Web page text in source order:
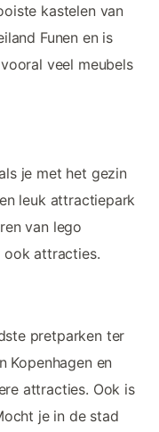
kastelen van
Funen en is
veel meubels
je met het gezin
leuk attractiepark
van lego
ook attracties.
pretparken ter
Kopenhagen en
attracties. Ook is
je in de stad